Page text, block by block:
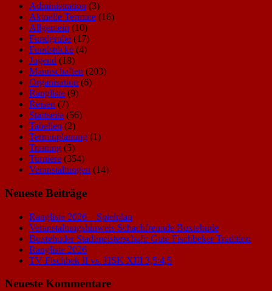
Administration (3)
Aktuelle Termine (16)
Allgemein (10)
Fundgrube (17)
Fundstücke (4)
Jugend (18)
Mannschaften (203)
Organisation (6)
Rangliste (9)
Reisen (7)
Startseite (56)
Tabellen (2)
Terminplanung (1)
Training (5)
Turniere (354)
Veranstaltungen (14)
Neueste Beiträge
Rangliste 2026 – Spielplan
Veranstaltungshinweis Schachfreunde Buxtehude
Buxtehuder Stadtmeisterschaft: Gute Fischbeker Tradition
Rangliste 2026
TV Fischbek II vs. HSK XIII 3,5:4,5
Neueste Kommentare